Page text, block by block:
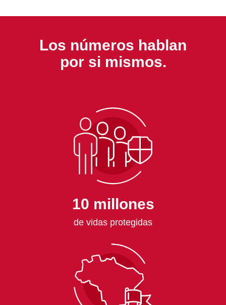
Los números hablan
por si mismos.
10 ​millones
de vidas protegidas